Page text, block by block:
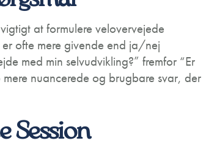
at formulere velovervejede
ofte mere givende end ja/nej
med min selvudvikling?” fremfor “Er
nuancerede og brugbare svar, der
Session